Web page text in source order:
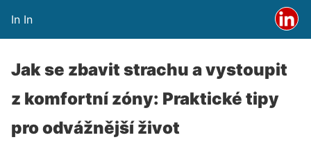
In In
Jak se zbavit strachu a vystoupit
z komfortní zóny: Praktické tipy
pro odvážnější život